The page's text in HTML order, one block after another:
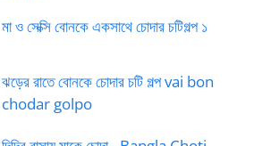
মা ও সেক্সি বোনকে একসাথে চোদার চটিগল্প ১
ঝড়ের রাতে বোনকে চোদার চটি গল্প vai bon
chodar golpo